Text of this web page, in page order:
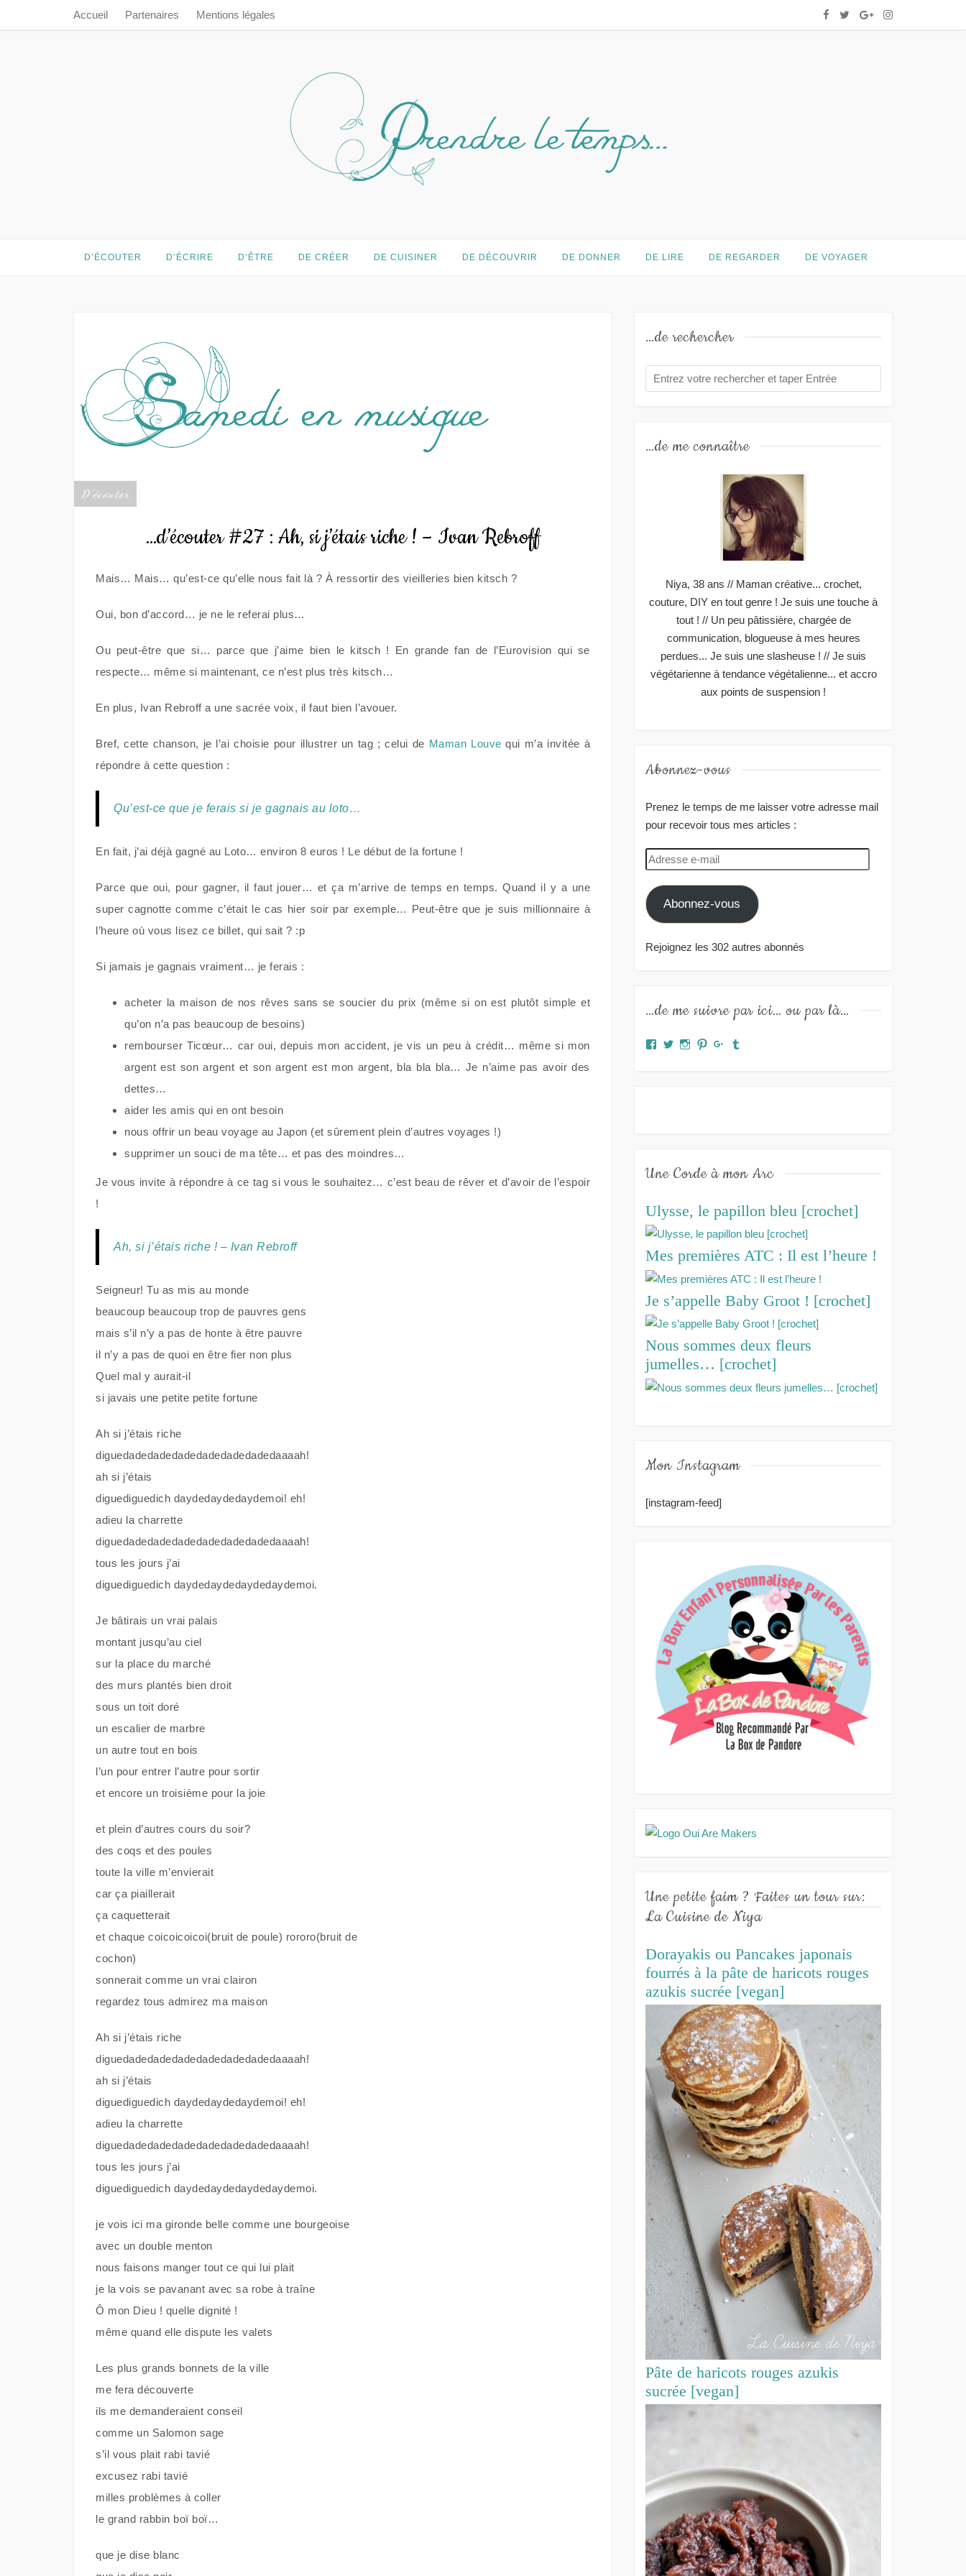
Accueil Partenaires Mentions légales
Prendre le temps…
D’ÉCOUTER D’ÉCRIRE D’ÊTRE DE CRÉER DE CUISINER DE DÉCOUVRIR DE DONNER DE LIRE DE REGARDER DE VOYAGER
D'écouter
…d’écouter #27 : Ah, si j’étais riche ! – Ivan Rebroff
Mais… Mais… qu’est-ce qu’elle nous fait là ? À ressortir des vieilleries bien kitsch ?
Oui, bon d’accord… je ne le referai plus…
Ou peut-être que si… parce que j’aime bien le kitsch ! En grande fan de l’Eurovision qui se
respecte… même si maintenant, ce n’est plus très kitsch…
En plus, Ivan Rebroff a une sacrée voix, il faut bien l’avouer.
Bref, cette chanson, je l’ai choisie pour illustrer un tag ; celui de Maman Louve qui m’a invitée à
répondre à cette question :
Qu’est-ce que je ferais si je gagnais au loto…
En fait, j’ai déjà gagné au Loto… environ 8 euros ! Le début de la fortune !
Parce que oui, pour gagner, il faut jouer… et ça m’arrive de temps en temps. Quand il y a une
super cagnotte comme c’était le cas hier soir par exemple… Peut-être que je suis millionnaire à
l’heure où vous lisez ce billet, qui sait ? :p
Si jamais je gagnais vraiment… je ferais :
acheter la maison de nos rêves sans se soucier du prix (même si on est plutôt simple et
qu’on n’a pas beaucoup de besoins)
rembourser Ticœur… car oui, depuis mon accident, je vis un peu à crédit… même si mon
argent est son argent et son argent est mon argent, bla bla bla… Je n’aime pas avoir des
dettes…
aider les amis qui en ont besoin
nous offrir un beau voyage au Japon (et sûrement plein d’autres voyages !)
supprimer un souci de ma tête… et pas des moindres…
Je vous invite à répondre à ce tag si vous le souhaitez… c’est beau de rêver et d’avoir de l’espoir
!
Ah, si j’étais riche ! – Ivan Rebroff
Seigneur! Tu as mis au monde
beaucoup beaucoup trop de pauvres gens
mais s’il n’y a pas de honte à être pauvre
il n’y a pas de quoi en être fier non plus
Quel mal y aurait-il
si javais une petite petite fortune
Ah si j’étais riche
diguedadedadedadedadedadedadedaaaah!
ah si j’étais
diguediguedich daydedaydedaydemoi! eh!
adieu la charrette
diguedadedadedadedadedadedadedaaaah!
tous les jours j’ai
diguediguedich daydedaydedaydedaydemoi.
Je bâtirais un vrai palais
montant jusqu’au ciel
sur la place du marché
des murs plantés bien droit
sous un toit doré
un escalier de marbre
un autre tout en bois
l’un pour entrer l’autre pour sortir
et encore un troisième pour la joie
et plein d’autres cours du soir?
des coqs et des poules
toute la ville m’envierait
car ça piaillerait
ça caquetterait
et chaque coicoicoicoi(bruit de poule) rororo(bruit de
cochon)
sonnerait comme un vrai clairon
regardez tous admirez ma maison
Ah si j’étais riche
diguedadedadedadedadedadedadedaaaah!
ah si j’étais
diguediguedich daydedaydedaydemoi! eh!
adieu la charrette
diguedadedadedadedadedadedadedaaaah!
tous les jours j’ai
diguediguedich daydedaydedaydedaydemoi.
je vois ici ma gironde belle comme une bourgeoise
avec un double menton
nous faisons manger tout ce qui lui plait
je la vois se pavanant avec sa robe à traîne
Ô mon Dieu ! quelle dignité !
même quand elle dispute les valets
Les plus grands bonnets de la ville
me fera découverte
ils me demanderaient conseil
comme un Salomon sage
s’il vous plait rabi tavié
excusez rabi tavié
milles problèmes à coller
le grand rabbin boï boï…
que je dise blanc
…de rechercher
…de me connaître
Niya, 38 ans // Maman créative... crochet,
couture, DIY en tout genre ! Je suis une touche à
tout ! // Un peu pâtissière, chargée de
communication, blogueuse à mes heures
perdues... Je suis une slasheuse ! // Je suis
végétarienne à tendance végétalienne... et accro
aux points de suspension !
Abonnez-vous
Prenez le temps de me laisser votre adresse mail
pour recevoir tous mes articles :
Adresse
e-
mail
Abonnez-vous
Rejoignez les 302 autres abonnés
…de me suivre par ici… ou par là…
Facebook
TwitterInstagram
PinterestGoogle+
Une Corde à mon Arc
Ulysse, le papillon bleu [crochet]
Mes premières ATC : Il est l’heure !
Je s’appelle Baby Groot ! [crochet]
Nous sommes deux fleurs
jumelles… [crochet]
Mon Instagram
[instagram-feed]
Une petite faim ? Faites un tour sur:
La Cuisine de Niya
Dorayakis ou Pancakes japonais
fourrés à la pâte de haricots rouges
azukis sucrée [vegan]
Pâte de haricots rouges azukis
sucrée [vegan]